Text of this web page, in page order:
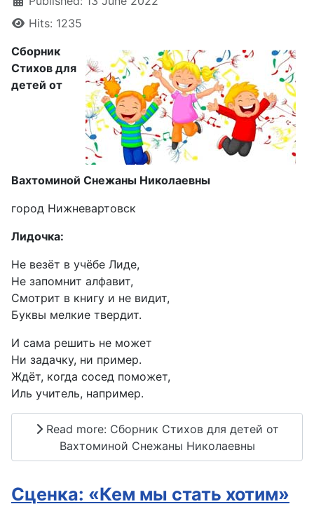
Hits: 1235
Сборник
Стихов для
детей от
Вахтоминой Снежаны Николаевны
город Нижневартовск
Лидочка:
Не везёт в учёбе Лиде,
Не запомнит алфавит,
Смотрит в книгу и не видит,
Буквы мелкие твердит.
И сама решить не может
Ни задачку, ни пример.
Ждёт, когда сосед поможет,
Иль учитель, например.
Read more: Сборник Стихов для детей от
Вахтоминой Снежаны Николаевны
Сценка: «Кем мы стать хотим»